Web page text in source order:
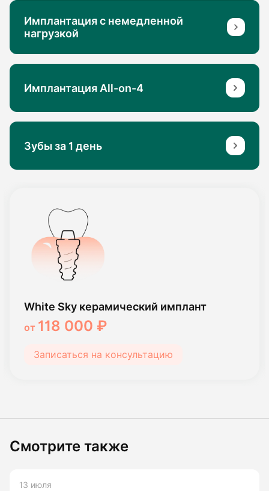
Имплантация с немедленной
нагрузкой
Имплантация All-on-4
Зубы за 1 день
White Sky керамический имплант
от 118 000 ₽
Записаться на консультацию
Смотрите также
13 июля